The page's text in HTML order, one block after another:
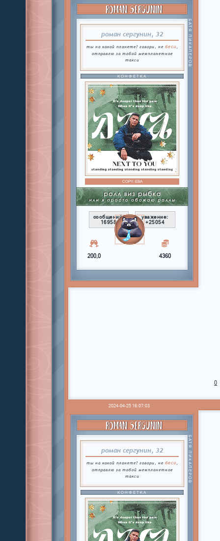
ROMAN SERGUNIN
роман сергунин, 32
ты на какой планете? говори, не беси,
отправлю за тобой межпланетное
такси
БАТЯ ПИКАПЕРОВ
КОНФЕТКА
COPY:ЕВА
сообщений:
16958
уважение:
+25054
200,0 4360
0
2024-04-25 16:07:03
ROMAN SERGUNIN
роман сергунин, 32
ты на какой планете? говори, не беси,
отправлю за тобой межпланетное
такси
БАТЯ ПИКАПЕРОВ
КОНФЕТКА